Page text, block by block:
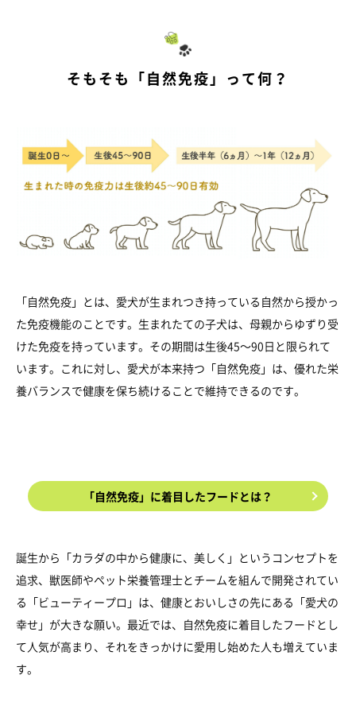
そもそも「自然免疫」って何？
「自然免疫」とは、愛犬が生まれつき持っている自然から授かっ
た免疫機能のことです。生まれたての子犬は、母親からゆずり受
けた免疫を持っています。その期間は生後45～90日と限られて
います。これに対し、愛犬が本来持つ「自然免疫」は、優れた栄
養バランスで健康を保ち続けることで維持できるのです。
「自然免疫」に着目したフードとは？
誕生から「カラダの中から健康に、美しく」というコンセプトを
追求、獣医師やペット栄養管理士とチームを組んで開発されてい
る「ビューティープロ」は、健康とおいしさの先にある「愛犬の
幸せ」が大きな願い。最近では、自然免疫に着目したフードとし
て人気が高まり、それをきっかけに愛用し始めた人も増えていま
す。